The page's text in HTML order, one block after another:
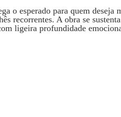
o esperado para quem
recorrentes. A obra se
ligeira profundidade